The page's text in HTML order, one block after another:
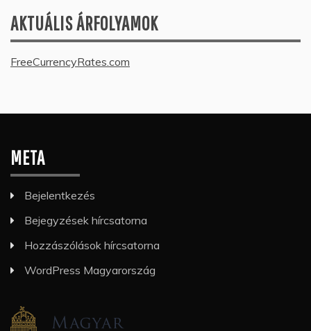
AKTUÁLIS ÁRFOLYAMOK
FreeCurrencyRates.com
META
Bejelentkezés
Bejegyzések hírcsatorna
Hozzászólások hírcsatorna
WordPress Magyarország